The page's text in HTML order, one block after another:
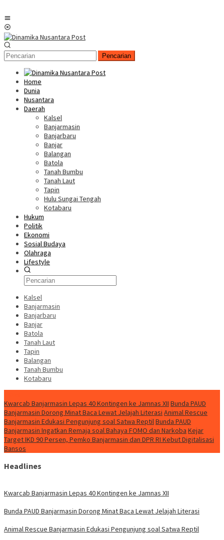
Pencarian
Home
Dunia
Nusantara
Daerah
Kalsel
Banjarmasin
Banjarbaru
Banjar
Balangan
Batola
Tanah Bumbu
Tanah Laut
Tapin
Hulu Sungai Tengah
Kotabaru
Hukum
Politik
Ekonomi
Sosial Budaya
Olahraga
Lifestyle
Kalsel
Banjarmasin
Banjarbaru
Banjar
Batola
Tanah Laut
Tapin
Balangan
Tanah Bumbu
Kotabaru
Kwarcab Banjarmasin Lepas 40 Kontingen ke Jamnas XII Bunda PAUD
Banjarmasin Dorong Minat Baca Lewat Jelajah Literasi Animal Rescue
Banjarmasin Edukasi Pengunjung soal Satwa ReptilBunda PAUD
Banjarmasin Ingatkan Remaja soal Bahaya FOMO dan Narkoba Kejar
Target IKD 90 Persen, Pemko Banjarmasin dan DPR RI Kebut Digitalisasi
Bansos
Headlines
Kwarcab Banjarmasin Lepas 40 Kontingen ke Jamnas XII
Bunda PAUD Banjarmasin Dorong Minat Baca Lewat Jelajah Literasi
Animal Rescue Banjarmasin Edukasi Pengunjung soal Satwa Reptil